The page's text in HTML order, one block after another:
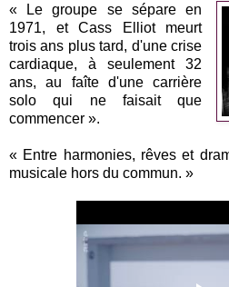
« Le groupe se sépare en
1971, et Cass Elliot meurt
trois ans plus tard, d'une crise
cardiaque, à seulement 32
ans, au faîte d'une carrière
solo qui ne faisait que
commencer ».
« Entre harmonies, rêves et
musicale hors du commun. »